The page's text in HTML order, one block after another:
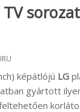
TV
képátlójú LG
gyártott